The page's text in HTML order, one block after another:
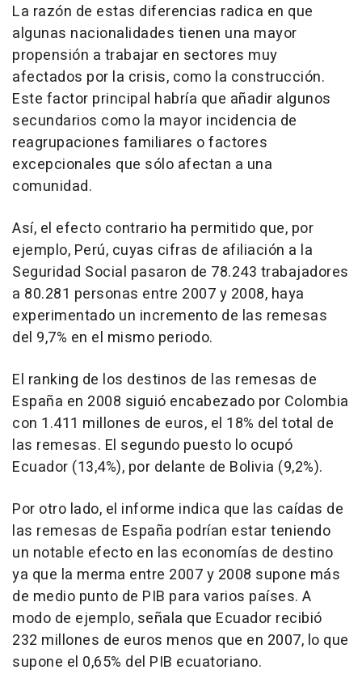
La razón de estas diferencias radica en que
algunas nacionalidades tienen una mayor
propensión a trabajar en sectores muy
afectados por la crisis, como la construcción.
Este factor principal habría que añadir algunos
secundarios como la mayor incidencia de
reagrupaciones familiares o factores
excepcionales que sólo afectan a una
comunidad.
Así, el efecto contrario ha permitido que, por
ejemplo, Perú, cuyas cifras de afiliación a la
Seguridad Social pasaron de 78.243 trabajadores
a 80.281 personas entre 2007 y 2008, haya
experimentado un incremento de las remesas
del 9,7% en el mismo periodo.
El ranking de los destinos de las remesas de
España en 2008 siguió encabezado por Colombia
con 1.411 millones de euros, el 18% del total de
las remesas. El segundo puesto lo ocupó
Ecuador (13,4%), por delante de Bolivia (9,2%).
Por otro lado, el informe indica que las caídas de
las remesas de España podrían estar teniendo
un notable efecto en las economías de destino
ya que la merma entre 2007 y 2008 supone más
de medio punto de PIB para varios países. A
modo de ejemplo, señala que Ecuador recibió
232 millones de euros menos que en 2007, lo que
supone el 0,65% del PIB ecuatoriano.